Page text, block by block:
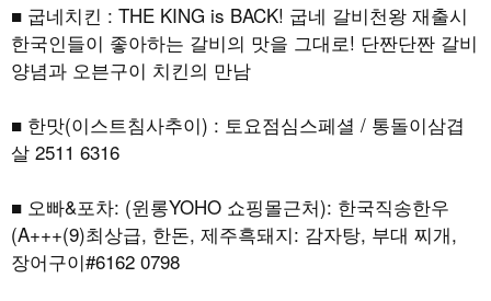
■ 굽네치킨 : THE KING is BACK! 굽네 갈비천왕 재출시
한국인들이 좋아하는 갈비의 맛을 그대로! 단짠단짠 갈비
양념과 오븐구이 치킨의 만남
■ 한맛(이스트침사추이) : 토요점심스페셜 / 통돌이삼겹
살 2511 6316
■ 오빠&포차: (윈롱YOHO 쇼핑몰근처): 한국직송한우
(A+++(9)최상급, 한돈, 제주흑돼지: 감자탕, 부대 찌개,
장어구이#6162 0798